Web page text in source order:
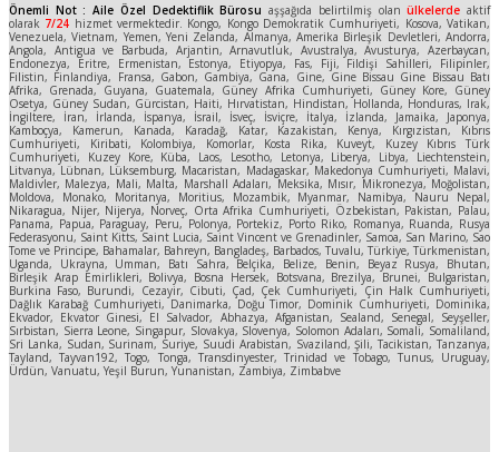
Önemli Not : Aile Özel Dedektiflik Bürosu aşşağıda belirtilmiş olanülkelerde aktif
olarak 7/24 hizmet vermektedir. Kongo, Kongo Demokratik Cumhuriyeti, Kosova, Vatikan,
Venezuela, Vietnam, Yemen, Yeni Zelanda, Almanya, Amerika Birleşik Devletleri, Andorra,
Angola, Antigua ve Barbuda, Arjantin, Arnavutluk, Avustralya, Avusturya, Azerbaycan,
Endonezya, Eritre, Ermenistan, Estonya, Etiyopya, Fas, Fiji, Fildişi Sahilleri, Filipinler,
Filistin, Finlandiya, Fransa, Gabon, Gambiya, Gana, Gine, Gine Bissau Gine Bissau Batı
Afrika, Grenada, Guyana, Guatemala, Güney Afrika Cumhuriyeti, Güney Kore, Güney
Osetya, Güney Sudan, Gürcistan, Haiti, Hırvatistan, Hindistan, Hollanda, Honduras, Irak,
İngiltere, İran, İrlanda, İspanya, İsrail, İsveç, İsviçre, İtalya, İzlanda, Jamaika, Japonya,
Kamboçya, Kamerun, Kanada, Karadağ, Katar, Kazakistan, Kenya, Kırgızistan, Kıbrıs
Cumhuriyeti, Kiribati, Kolombiya, Komorlar, Kosta Rika, Kuveyt, Kuzey Kıbrıs Türk
Cumhuriyeti, Kuzey Kore, Küba, Laos, Lesotho, Letonya, Liberya, Libya, Liechtenstein,
Litvanya, Lübnan, Lüksemburg, Macaristan, Madagaskar, Makedonya Cumhuriyeti, Malavi,
Maldivler, Malezya, Mali, Malta, Marshall Adaları, Meksika, Mısır, Mikronezya, Moğolistan,
Moldova, Monako, Moritanya, Moritius, Mozambik, Myanmar, Namibya, Nauru Nepal,
Nikaragua, Nijer, Nijerya, Norveç, Orta Afrika Cumhuriyeti, Özbekistan, Pakistan, Palau,
Panama, Papua, Paraguay, Peru, Polonya, Portekiz, Porto Riko, Romanya, Ruanda, Rusya
Federasyonu, Saint Kitts, Saint Lucia, Saint Vincent ve Grenadinler, Samoa, San Marino, Sao
Tome ve Principe, Bahamalar, Bahreyn, Bangladeş, Barbados, Tuvalu, Türkiye, Türkmenistan,
Uganda, Ukrayna, Umman, Batı Sahra, Belçika, Belize, Benin, Beyaz Rusya, Bhutan,
Birleşik Arap Emirlikleri, Bolivya, Bosna Hersek, Botsvana, Brezilya, Brunei, Bulgaristan,
Burkina Faso, Burundi, Cezayir, Cibuti, Çad, Çek Cumhuriyeti, Çin Halk Cumhuriyeti,
Dağlık Karabağ Cumhuriyeti, Danimarka, Doğu Timor, Dominik Cumhuriyeti, Dominika,
Ekvador, Ekvator Ginesi, El Salvador, Abhazya, Afganistan, Sealand, Senegal, Seyşeller,
Sırbistan, Sierra Leone, Singapur, Slovakya, Slovenya, Solomon Adaları, Somali, Somaliland,
Sri Lanka, Sudan, Surinam, Suriye, Suudi Arabistan, Svaziland, Şili, Tacikistan, Tanzanya,
Tayland, Tayvan192, Togo, Tonga, Transdinyester, Trinidad ve Tobago, Tunus, Uruguay,
Ürdün, Vanuatu, Yeşil Burun, Yunanistan, Zambiya, Zimbabve